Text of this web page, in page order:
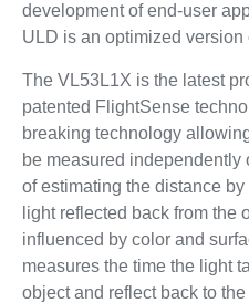
development of end-user
ULD is an optimized
The VL53L1X is the latest
patented FlightSense
breaking technology
be measured independently
of estimating the distance
light reflected back from
influenced by color and
measures the time the light
object and reflect back to